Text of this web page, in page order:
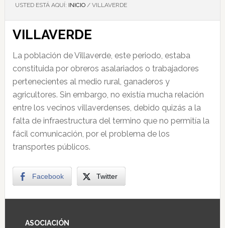
USTED ESTÁ AQUÍ: INICIO /VILLAVERDE
VILLAVERDE
La población de Villaverde, este periodo, estaba
constituida por obreros asalariados o trabajadores
pertenecientes al medio rural, ganaderos y
agricultores. Sin embargo, no existía mucha relación
entre los vecinos villaverdenses, debido quizás a la
falta de infraestructura del termino que no permitía la
fácil comunicación, por el problema de los
transportes públicos.
Facebook Twitter
ASOCIACIÓN